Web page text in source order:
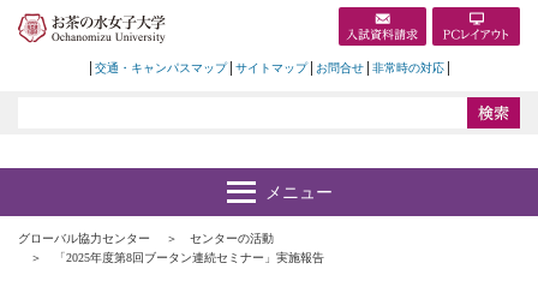
交通・キャンパスマップ サイトマップ お問合せ 非常時の対応
グローバル協力センター
センターの活動
「2025年度第8回ブータン連続セミナー」実施報告